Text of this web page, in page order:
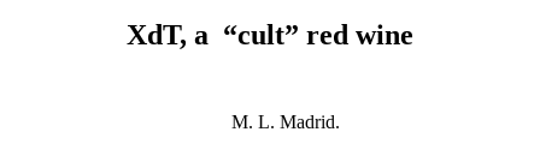
XdT, a “cult” red wine
M. L. Madrid.